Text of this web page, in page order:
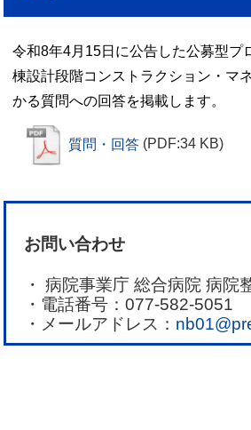
令和8年4月15日に公告した公募型プ
棟設計段階コンストラクション・マ
かる質問への回答を掲載します。
質問・回答 (PDF:34 KB)
お問い合わせ
病院事業庁 総合病院 病院
電話番号：077-582-5051
メールアドレス：